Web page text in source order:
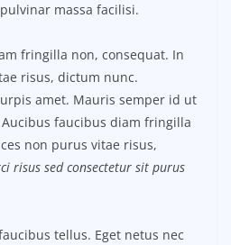
massa facilisi.
fringilla non, consequat. In
risus, dictum nunc.
amet. Mauris semper id ut
faucibus diam fringilla
non purus vitae risus,
risus sed consectetur sit purus
tellus. Eget netus nec